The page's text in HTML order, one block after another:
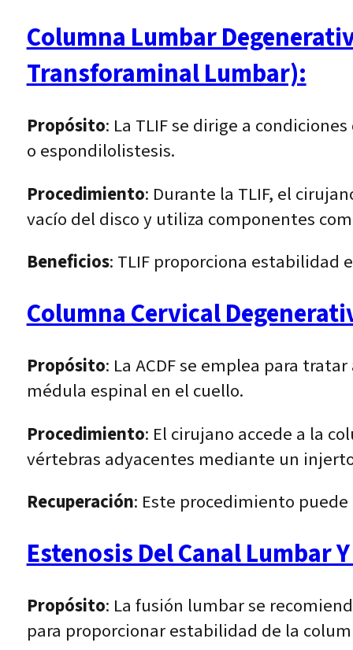
Columna Lumbar
Transforaminal Lumbar):
Propósito: La TLIF se dirige a
o espondilolistesis.
Procedimiento: Durante la TLIF, el
vacío del disco y utiliza componentes
Beneficios: TLIF proporciona estabilidad
Columna Cervical
Propósito: La ACDF se emplea para
médula espinal en el cuello.
Procedimiento: El cirujano accede a la
vértebras adyacentes mediante un
Recuperación: Este procedimiento
Estenosis Del Canal Lumbar
Propósito: La fusión lumbar se
para proporcionar estabilidad de la